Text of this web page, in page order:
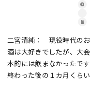
二宮清純： 現役時代の
酒は大好きでしたが、大
本的には飲まなかったで
終わった後の１カ月くら